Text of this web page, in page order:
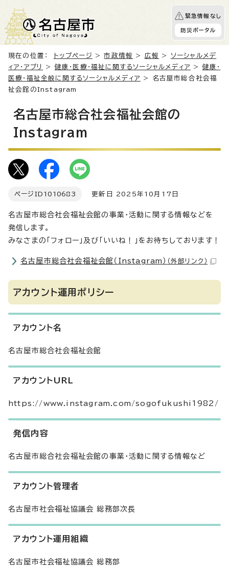
緊急情報なし
防災ポータル
現在の位置： トップページ >市政情報 > 広報 > ソーシャルメデ
ィア・アプリ
> 健康・医療・福祉に関するソーシャルメディア > 健康・
医療・福祉全般に関するソーシャルメディア
> 名古屋市総合社会福
祉会館のInstagram
名古屋市総合社会福祉会館の
Instagram
ページID 1010683 更新日 2025年10月17日
名古屋市総合社会福祉会館の事業・活動に関する情報などを
発信します。
みなさまの「フォロー」及び「いいね！」をお待ちしております！
名古屋市総合社会福祉会館（Instagram） （外部リンク）
アカウント運用ポリシー
アカウント名
名古屋市総合社会福祉会館
アカウントURL
https://www.instagram.com/sogofukushi1982/
発信内容
名古屋市総合社会福祉会館の事業・活動に関する情報など
アカウント管理者
名古屋市社会福祉協議会 総務部次長
アカウント運用組織
名古屋市社会福祉協議会 総務部